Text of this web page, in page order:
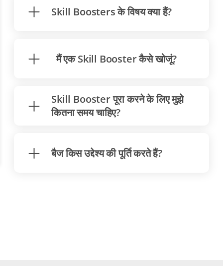
Skill Boosters के विषय क्या हैं?
मैं एक Skill Booster कैसे खोजूं?
Skill Booster पूरा करने के लिए मुझे
कितना समय चाहिए?
बैज किस उद्देश्य की पूर्ति करते हैं?